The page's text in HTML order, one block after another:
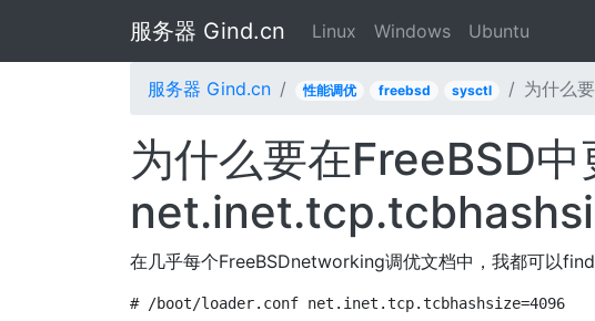
服务器 Gind.cn Linux Windows Ubuntu
服务器 Gind.cn 性能调优 freebsd sysctl 为什么
为什么要在FreeBSD中
在几乎每个FreeBSDnetworking调优文档中，我都可以find
# /boot/loader.conf net.inet.tcp.tcbhashsize=4096